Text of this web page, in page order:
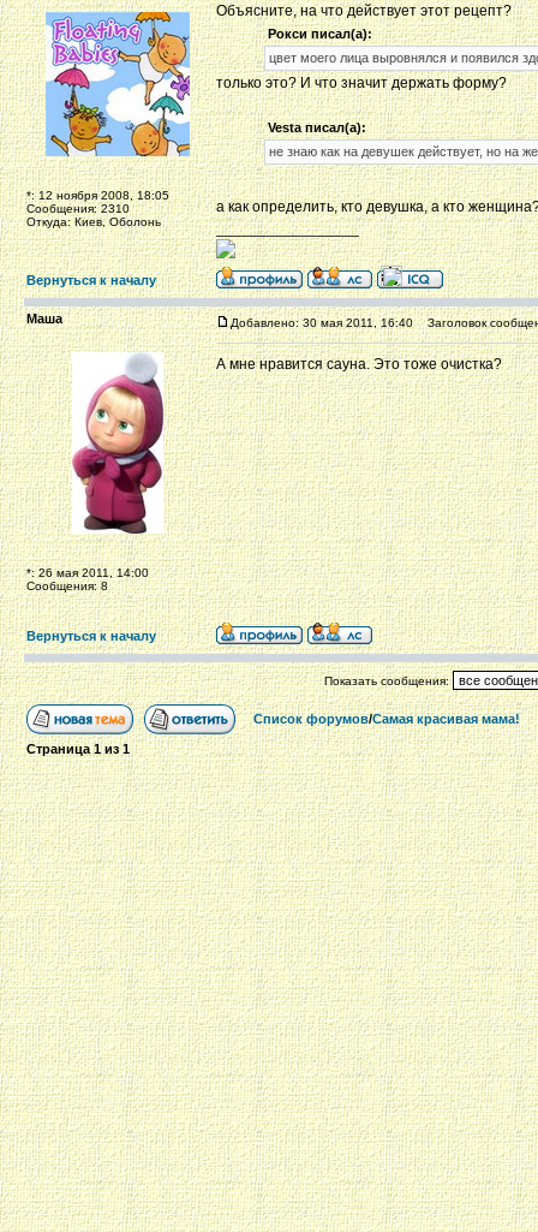
*: 12 ноября 2008, 18:05
Сообщения: 2310
Откуда: Киев, Оболонь
Объясните, на что действует этот рецепт?
Рокси писал(а):
цвет моего лица выровнялся и появился
только это? И что значит держать форму?
Vesta писал(а):
не знаю как на девушек действует, но на
а как определить, кто девушка, а кто
_________________
Вернуться к началу
Маша
*: 26 мая 2011, 14:00
Сообщения: 8
Добавлено: 30 мая 2011, 16:40 Заголовок
А мне нравится сауна. Это тоже очистка?
Вернуться к началу
Показать сообщения:
Список форумов/Самая красивая мама!
Страница1из1